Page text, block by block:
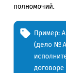
полномочий.
Пример:
(дело №
договоре